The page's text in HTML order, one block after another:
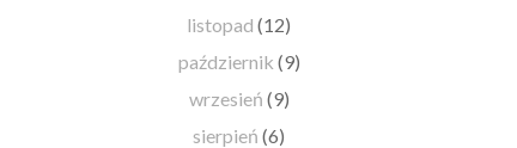
listopad(12)
październik (9)
wrzesień (9)
sierpień(6)